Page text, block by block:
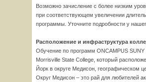
Возможно зачисление с более низким
при соответствующем увеличении
программы. Уточните подробности у
Расположение и инфраструктура
Обучение по программ ONCAMPUS SUNY
Morrisville State College, который
Йорк в округе Медисон, географическом
Округ Медисон – это рай для любителей